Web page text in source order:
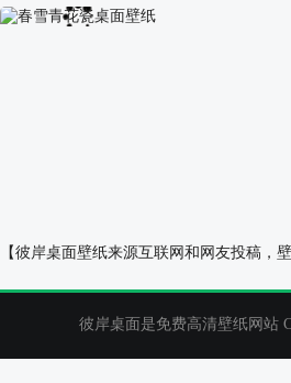
精美绿色相册桌面壁纸
【彼岸桌面壁纸来源互联网和网友投稿
彼岸桌面是免费高清壁纸网站